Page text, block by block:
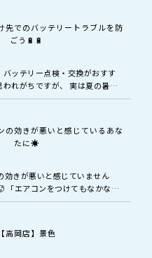
先でのバッテリートラブルを防
ごう🔋🔋
バッテリー点検・交換がおすす
れがちですが、 実は夏の暑さ
☀️ エアコンの使用が増えるこの
の効きが悪いと感じているあな
たに☀️
効きが悪いと感じていません
「エアコンをつけてもなかなか
冷えが弱い気がする…😔」 そん
【高岡店】景色